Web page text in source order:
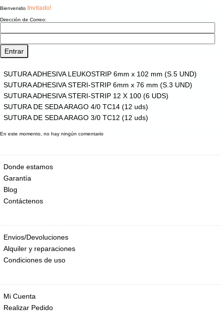
Bienvenido Invitado!
Dirección de Correo:
SUTURA ADHESIVA LEUKOSTRIP 6mm x 102 mm (S.5 UND)
SUTURA ADHESIVA STERI-STRIP 6mm x 76 mm (S.3 UND)
SUTURA ADHESIVA STERI-STRIP 12 X 100 (6 UDS)
SUTURA DE SEDA ARAGO 4/0 TC14 (12 uds)
SUTURA DE SEDA ARAGO 3/0 TC12 (12 uds)
En este momento, no hay ningún comentario
Donde estamos
Garantía
Blog
Contáctenos
Envios/Devoluciones
Alquiler y reparaciones
Condiciones de uso
Mi Cuenta
Realizar Pedido